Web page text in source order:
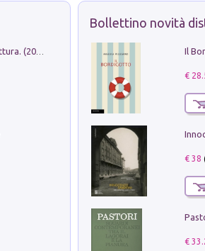
Dromos. Libro periodico di architettura. (2026). Vol. 15: Post-model
Bollettino novità
Il
€
€ 38
€